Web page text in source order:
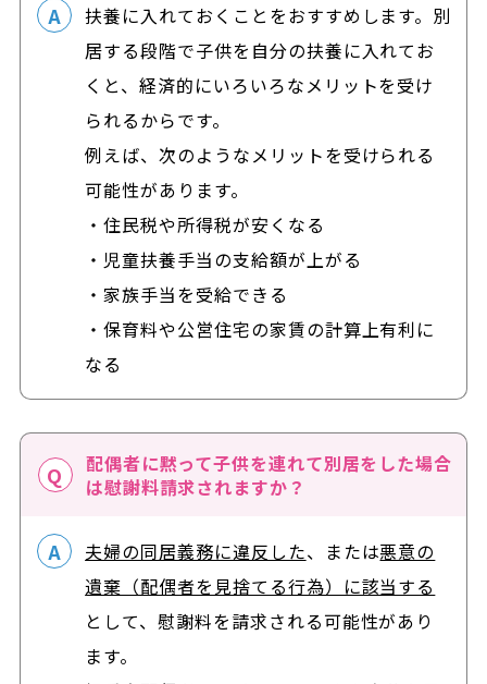
扶養に入れておくことをおすすめします。別
居する段階で子供を自分の扶養に入れてお
くと、経済的にいろいろなメリットを受け
られるからです。
例えば、次のようなメリットを受けられる
可能性があります。
・住民税や所得税が安くなる
・児童扶養手当の支給額が上がる
・家族手当を受給できる
・保育料や公営住宅の家賃の計算上有利に
なる
配偶者に黙って子供を連れて別居をした場合
は慰謝料請求されますか？
夫婦の同居義務に違反した、または悪意の
遺棄（配偶者を見捨てる行為）に該当する
として、慰謝料を請求される可能性があり
ます。